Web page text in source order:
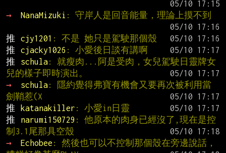
→
NanaMizuki : 守岸人是回音能量，理論上摸不到
推
cjy1201 : 不是 她只是駕駛那個殼
推
cjacky1026 : 小愛後日談有講啊
推
schula: 就瘦肉...阿是受肉，女兒駕駛日靈牌女
兒的樣子即時演出。
→
schula: 隱約覺得弗寶有機會又要再次被利用當
劍鞘惹(X
推
katanakiller : 小愛in日靈
推
narumi150729 : 他原本的肉身已經沒了,現在是控
制3.1尾那具空殼
→
Echobee : 然後也可以不控制那個殼在旁邊說話，